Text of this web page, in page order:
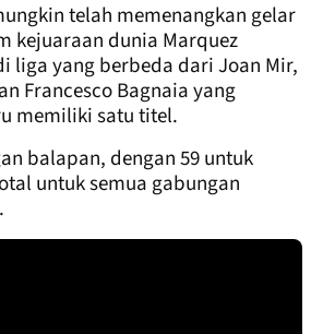
telah memenangkan gelar
kejuaraan dunia Marquez
liga yang berbeda dari Joan Mir,
Francesco Bagnaia yang
memiliki satu titel.
balapan, dengan 59 untuk
untuk semua gabungan